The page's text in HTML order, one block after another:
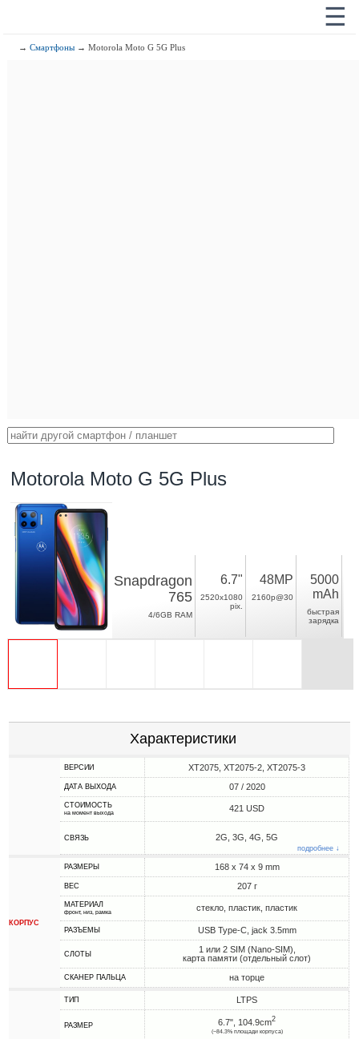
☰
→Смартфоны → Motorola Moto G 5G Plus
Motorola Moto G 5G Plus
Snapdragon
765
4/6GB RAM
6.7"
2520x1080
pix.
48MP
2160p@30
5000
mAh
быстрая
зарядка
Характеристики
ВЕРСИИ XT2075, XT2075-2, XT2075-3
ДАТА ВЫХОДА 07 / 2020
СТОИМОСТЬ
на момент выхода 421 USD
СВЯЗЬ 2G, 3G, 4G, 5G
подробнее ↓
КОРПУС
РАЗМЕРЫ 168 x 74 x 9 mm
ВЕС 207 г
МАТЕРИАЛ
фронт, низ, рамка стекло, пластик, пластик
РАЗЪЕМЫ USB Type-C, jack 3.5mm
СЛОТЫ
1 или 2 SIM (Nano-SIM),
карта памяти (отдельный слот)
СКАНЕР ПАЛЬЦА на торце
ТИП LTPS
РАЗМЕР 6.7", 104.9cm2
(~84.3% площади корпуса)